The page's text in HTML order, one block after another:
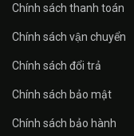
Chính sách thanh toán
Chính sách vận chuyển
Chính sách đổi trả
Chính sách bảo mật
Chính sách bảo hành